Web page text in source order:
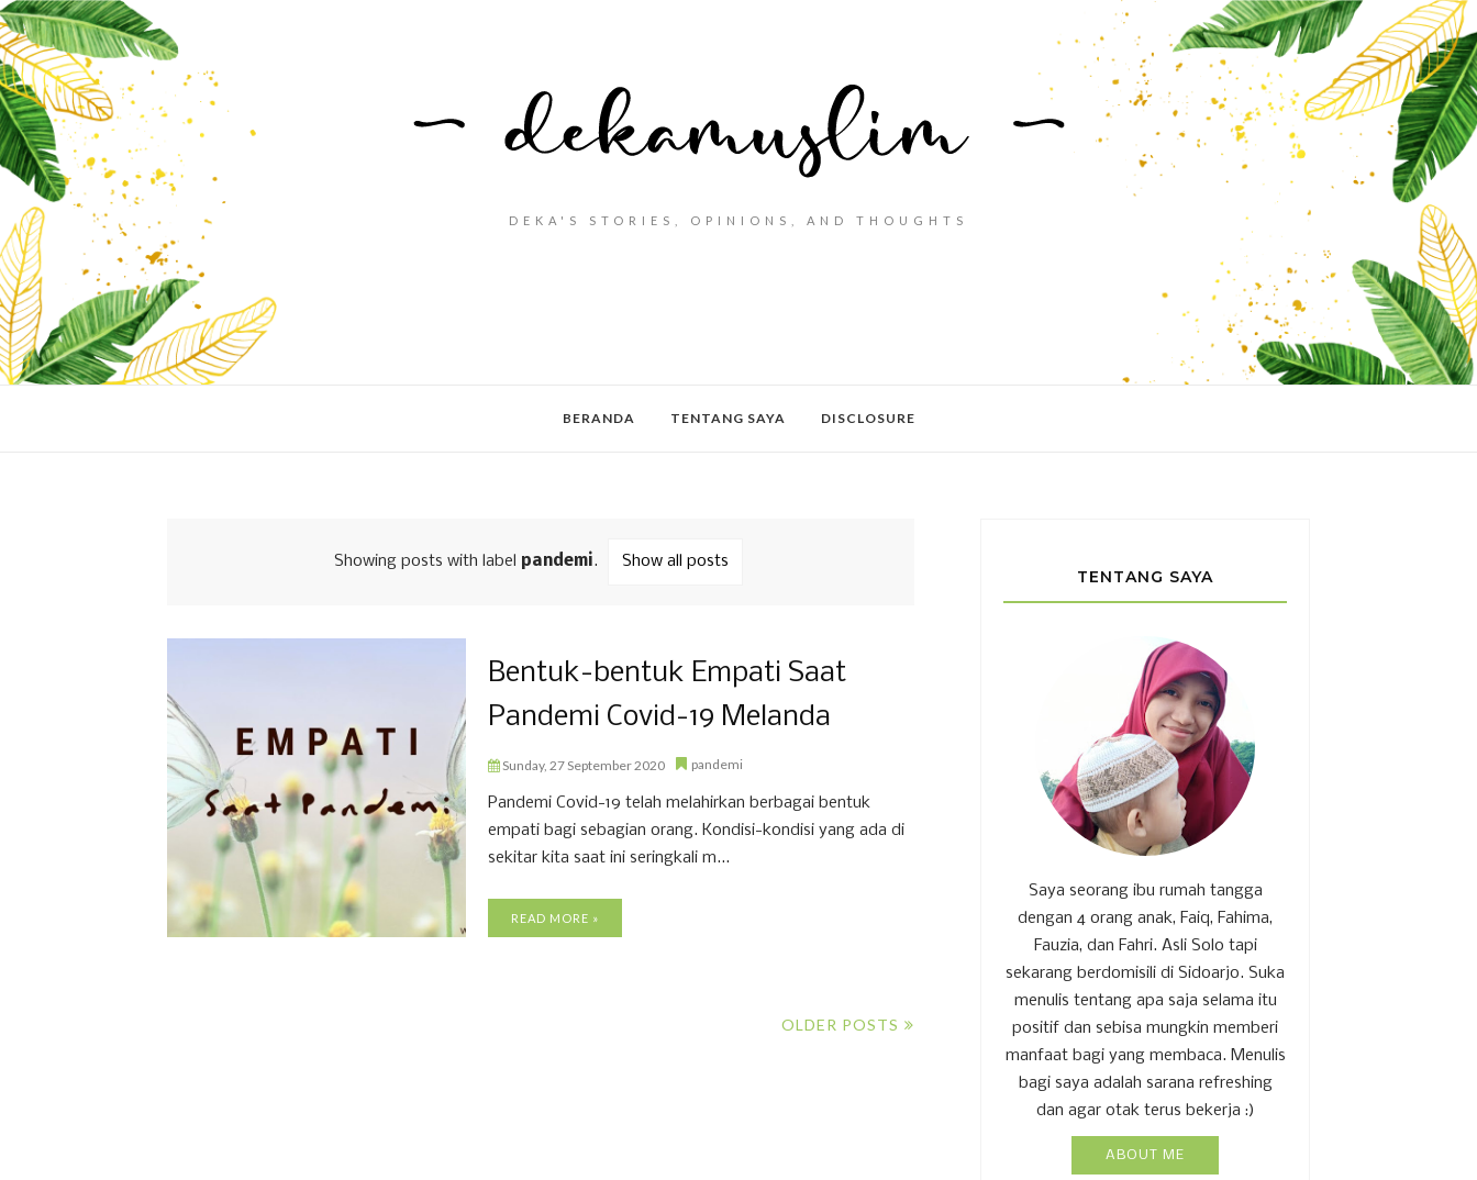
DEKA'S STORIES, OPINIONS, AND THOUGHTS
BERANDA TENTANG SAYA DISCLOSURE
Showing posts with label pandemi. Show all posts
Bentuk-bentuk Empati Saat
Pandemi Covid-19 Melanda
Sunday, 27 September 2020 pandemi
Pandemi Covid-19 telah melahirkan berbagai bentuk
empati bagi sebagian orang. Kondisi-kondisi yang ada di
sekitar kita saat ini seringkali m...
READ MORE »
OLDER POSTS
TENTANG SAYA
Saya seorang ibu rumah tangga
dengan 4 orang anak, Faiq, Fahima,
Fauzia, dan Fahri. Asli Solo tapi
sekarang berdomisili di Sidoarjo. Suka
menulis tentang apa saja selama itu
positif dan sebisa mungkin memberi
manfaat bagi yang membaca. Menulis
bagi saya adalah sarana refreshing
dan agar otak terus bekerja :)
ABOUT ME